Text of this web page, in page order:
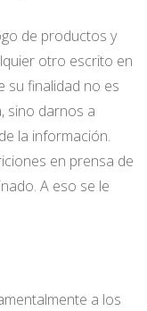
de productos y
otro escrito en
su finalidad no es
sino darnos a
la información.
en prensa de
A eso se le
a los